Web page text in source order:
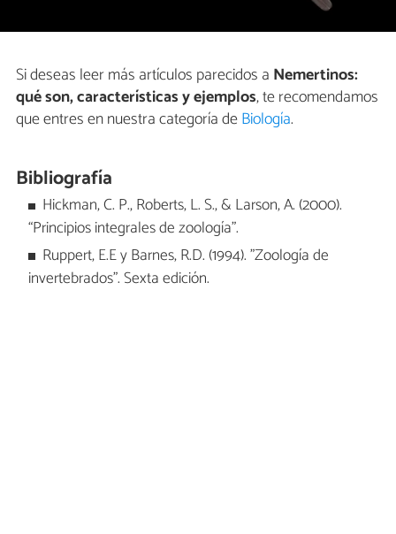
Si deseas leer más artículos parecidos a Nemertinos:
qué son, características y ejemplos, te recomendamos
que entres en nuestra categoría deBiología.
Bibliografía
Hickman, C. P., Roberts, L. S., & Larson, A. (2000).
“Principios integrales de zoología”.
Ruppert, E.E y Barnes, R.D. (1994). "Zoología de
invertebrados". Sexta edición.